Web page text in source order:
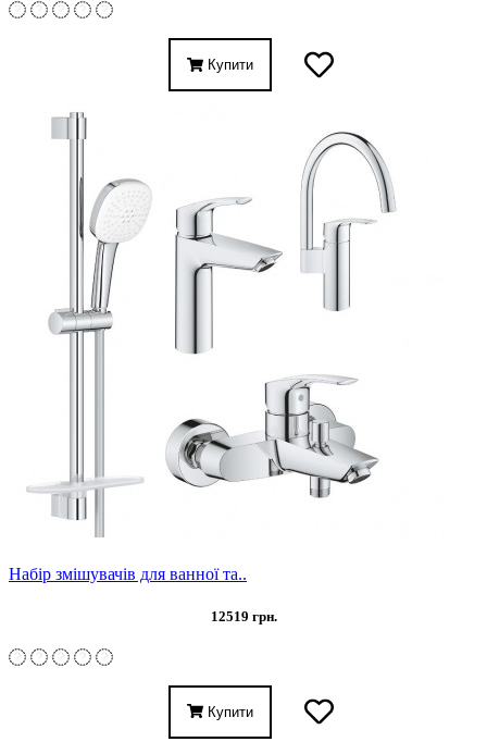
Купити
Набір змішувачів для ванної та..
12519 грн.
Купити